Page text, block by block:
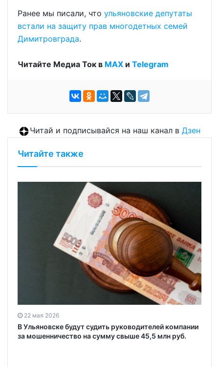
Ранее мы писали, что ульяновские депутаты
встали на защиту прав многодетных семей
Димитровграда.
Читайте Медиа Ток в МАХ и Telegram
Читай и подписывайся на наш канал в Дзен
Читайте также
22 мая 2026
В Ульяновске будут судить руководителей компании
за мошенничество на сумму свыше 45,5 млн руб.